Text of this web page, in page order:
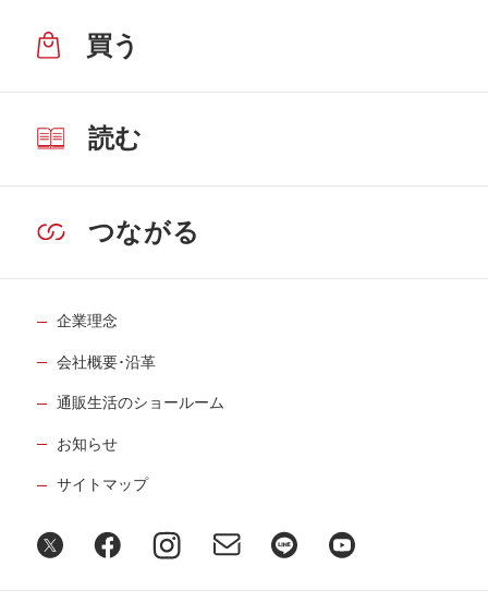
買う
読む
つながる
企業理念
会社概要･沿革
通販生活のショールーム
お知らせ
サイトマップ